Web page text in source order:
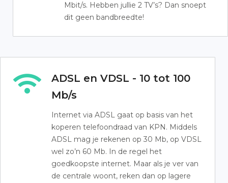
Mbit/s. Hebben jullie 2 TV’s? Dan snoept
dit geen bandbreedte!
ADSL en VDSL - 10 tot 100
Mb/s
Internet via ADSL gaat op basis van het
koperen telefoondraad van KPN. Middels
ADSL mag je rekenen op 30 Mb, op VDSL
wel zo’n 60 Mb. In de regel het
goedkoopste internet. Maar als je ver van
de centrale woont, reken dan op lagere